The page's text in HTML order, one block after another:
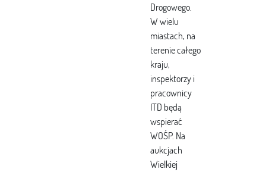
Drogowego.
W wielu
miastach, na
terenie całego
kraju,
inspektorzy i
pracownicy
ITD będą
wspierać
WOŚP. Na
aukcjach
Wielkiej